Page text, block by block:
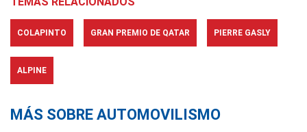
COLAPINTO GRAN PREMIO DE QATAR PIERRE GASLY
ALPINE
MÁS SOBRE AUTOMOVILISMO